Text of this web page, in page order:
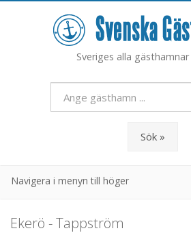
Sveriges alla
Sök »
Navigera i menyn till höger
Ekerö - Tappström